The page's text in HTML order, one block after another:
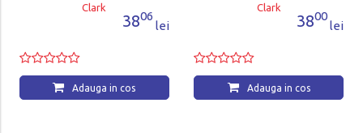
Clark
3806
lei
Adauga in cos
Clark
3800
lei
Adauga in cos